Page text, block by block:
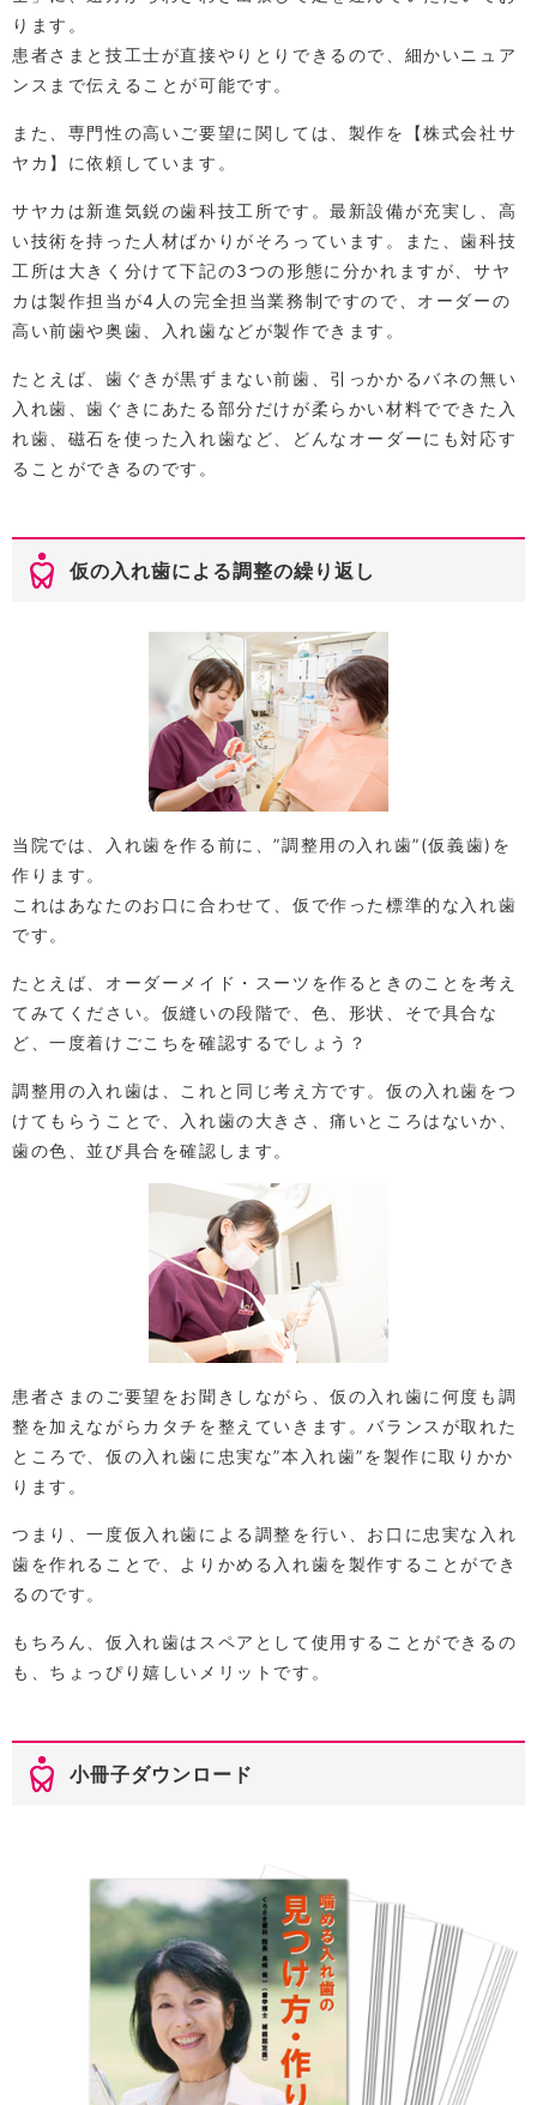
ります。
患者さまと技工士が直接やりとりできるので、細かいニュア
ンスまで伝えることが可能です。
また、専門性の高いご要望に関しては、製作を【株式会社サ
ヤカ】に依頼しています。
サヤカは新進気鋭の歯科技工所です。最新設備が充実し、高
い技術を持った人材ばかりがそろっています。また、歯科技
工所は大きく分けて下記の3つの形態に分かれますが、サヤ
カは製作担当が4人の完全担当業務制ですので、オーダーの
高い前歯や奥歯、入れ歯などが製作できます。
たとえば、歯ぐきが黒ずまない前歯、引っかかるバネの無い
入れ歯、歯ぐきにあたる部分だけが柔らかい材料でできた入
れ歯、磁石を使った入れ歯など、どんなオーダーにも対応す
ることができるのです。
仮の入れ歯による調整の繰り返し
当院では、入れ歯を作る前に、”調整用の入れ歯”(仮義歯)を
作ります。
これはあなたのお口に合わせて、仮で作った標準的な入れ歯
です。
たとえば、オーダーメイド・スーツを作るときのことを考え
てみてください。仮縫いの段階で、色、形状、そで具合な
ど、一度着けごこちを確認するでしょう？
調整用の入れ歯は、これと同じ考え方です。仮の入れ歯をつ
けてもらうことで、入れ歯の大きさ、痛いところはないか、
歯の色、並び具合を確認します。
患者さまのご要望をお聞きしながら、仮の入れ歯に何度も調
整を加えながらカタチを整えていきます。バランスが取れた
ところで、仮の入れ歯に忠実な”本入れ歯”を製作に取りかか
ります。
つまり、一度仮入れ歯による調整を行い、お口に忠実な入れ
歯を作れることで、よりかめる入れ歯を製作することができ
るのです。
もちろん、仮入れ歯はスペアとして使用することができるの
も、ちょっぴり嬉しいメリットです。
小冊子ダウンロード